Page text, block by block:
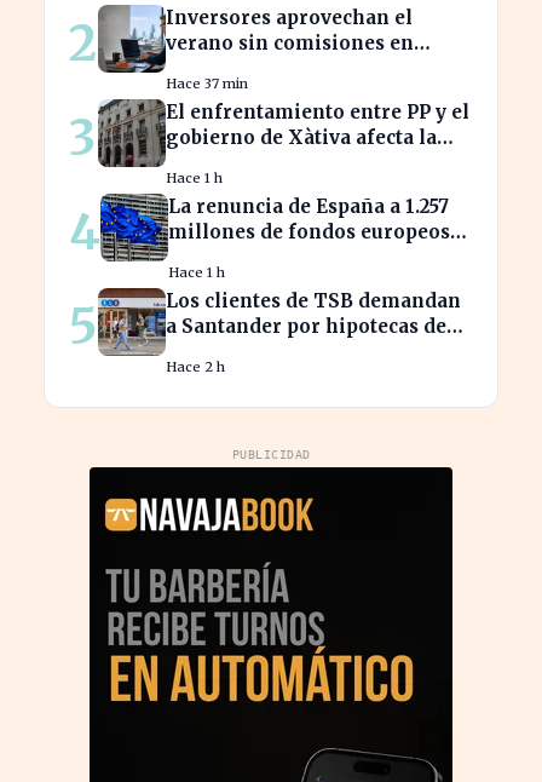
2
Inversores aprovechan el
verano sin comisiones en
significativos en bolsa
internacional
Hace 37 min
3
El enfrentamiento entre PP y el
gobierno de Xàtiva afecta la
Hace 1 h
4
La renuncia de España a 1.257
millones de fondos europeos
Hace 1 h
5
Los clientes de TSB demandan
a Santander por hipotecas de
Hace 2 h
PUBLICIDAD